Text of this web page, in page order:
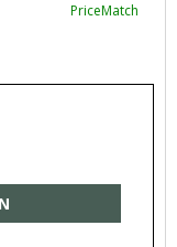
PriceMatch